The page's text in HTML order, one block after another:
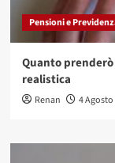
Pensioni e
Quanto
realistica
Renan 4 Agosto